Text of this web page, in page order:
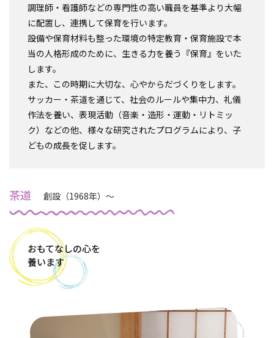
調理師・看護師などの専門性の高い職員を基準より大幅
に配置し、連携して保育を行います。
設備や保育材料も整った環境の特定教育・保育施設で本
当の人格形成のために、生きる力を養う『保育』をいた
します。
また、この時期に大切な、心やからだづくりをします。
サッカー・茶道を通じて、社会のルールや集中力、礼儀
作法を養い、表現活動（音楽・造形・運動・リトミッ
ク）などの他、様々な研究されたプログラムにより、子
どもの成長を促します。
茶道 創設（1968年）～
おもてなしの心を
養います